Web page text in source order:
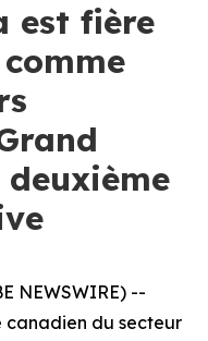
est fière
NEWSWIRE) --
canadien du secteur